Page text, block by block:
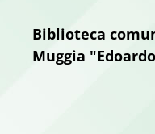
Biblioteca
Muggia